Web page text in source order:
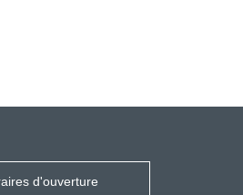
d'ouverture